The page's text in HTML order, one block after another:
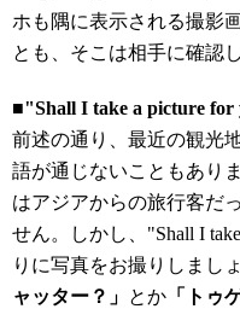
ホも隅に表示される撮影
とも、そこは相手に確認
■"Shall I take a picture for
前述の通り、最近の観光
語が通じないこともあり
はアジアからの旅行客だ
せん。しかし、"Shall I
りに写真をお撮りしまし
ャッター？」 とか 「トゥ